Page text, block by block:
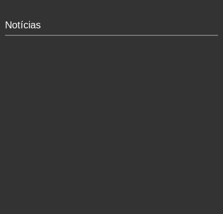
Notícias